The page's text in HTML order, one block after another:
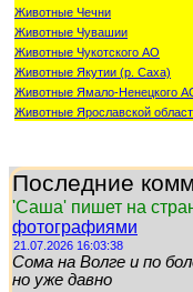
Животные Чечни
Животные Чувашии
Животные Чукотского АО
Животные Якутии (р. Саха)
Животные Ямало-Ненецкого
Животные Ярославской
Последние
'Саша' пишет на
фотографиями
21.07.2026 16:03:38
Сома на Волге и по
но уже давно